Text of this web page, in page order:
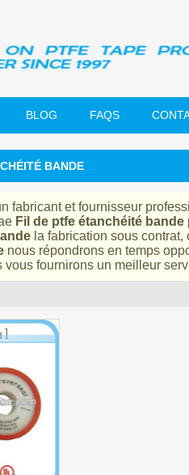
BLOG FAQS
BANDE
fabricant et fournisseur
Fil de ptfe étanchéité bande
la fabrication sous
nous répondrons en temps
vous fournirons un meilleur